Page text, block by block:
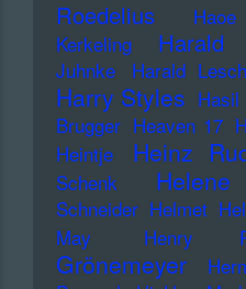
Roedelius
Kerkeling
Harald
Juhnke
Harald Lesch
Harry Styles Hasil
Brugger Heaven 17
Heintje
Heinz
Schenk
Schneider Helmet
May
Henry
Grönemeyer